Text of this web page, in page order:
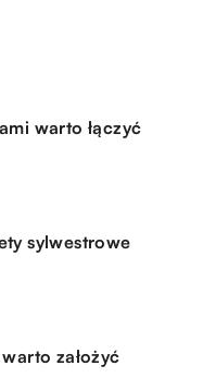
warto łączyć
sylwestrowe
założyć